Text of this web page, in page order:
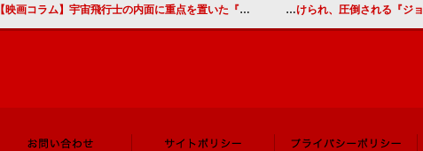
【映画コラム】宇宙飛行士の内面に重点を置いた『アド・アストラ』